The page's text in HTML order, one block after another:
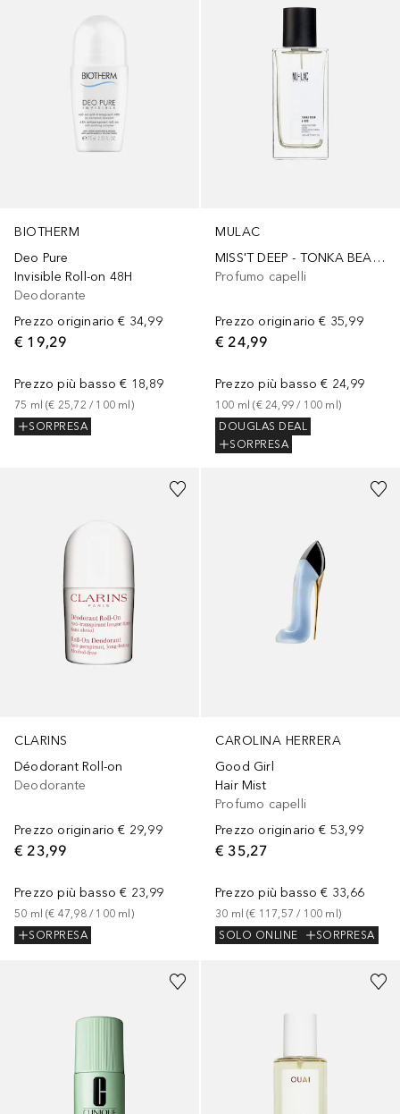
BIOTHERM
Deo Pure
Invisible Roll-on 48H
Deodorante
Prezzo originario € 34,99
€ 19,29
Prezzo più basso € 18,89
75 ml (€ 25,72 / 100 ml )
SORPRESA
MULAC
MISS'T DEEP - TONKA BEAN & OUD - ESSENZA RISTRUTTURANTE PER CAPELLI
Profumo capelli
Prezzo originario € 35,99
€ 24,99
Prezzo più basso € 24,99
100 ml (€ 24,99 / 100 ml )
DOUGLAS DEAL
SORPRESA
CLARINS
Déodorant Roll-on
Deodorante
Prezzo originario € 29,99
€ 23,99
Prezzo più basso € 23,99
50 ml (€ 47,98 / 100 ml )
SORPRESA
CAROLINA HERRERA
Good Girl
Hair Mist
Profumo capelli
Prezzo originario € 53,99
€ 35,27
Prezzo più basso € 33,66
30 ml (€ 117,57 / 100 ml )
SOLO ONLINE
SORPRESA